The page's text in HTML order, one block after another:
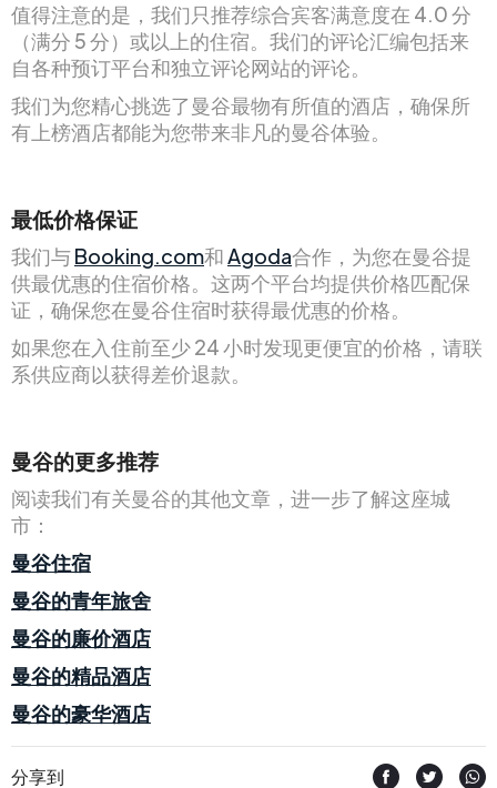
值得注意的是，我们只推荐综合宾客满意度在 4.0 分
（满分 5 分）或以上的住宿。我们的评论汇编包括来
自各种预订平台和独立评论网站的评论。
我们为您精心挑选了曼谷最物有所值的酒店，确保所
有上榜酒店都能为您带来非凡的曼谷体验。
最低价格保证
我们与Booking.com和Agoda合作，为您在曼谷提
供最优惠的住宿价格。这两个平台均提供价格匹配保
证，确保您在曼谷住宿时获得最优惠的价格。
如果您在入住前至少 24 小时发现更便宜的价格，请联
系供应商以获得差价退款。
曼谷的更多推荐
阅读我们有关曼谷的其他文章，进一步了解这座城
市：
曼谷住宿
曼谷的青年旅舍
曼谷的廉价酒店
曼谷的精品酒店
曼谷的豪华酒店
分享到